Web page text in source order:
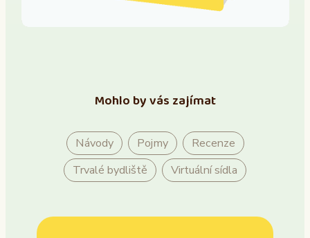
Mohlo by vás zajímat
Návody Pojmy
Recenze
Trvalé bydliště
Virtuální sídla